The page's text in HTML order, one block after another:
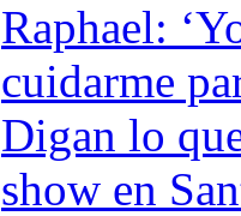
Raphael:
cuidarme
Digan lo
show en